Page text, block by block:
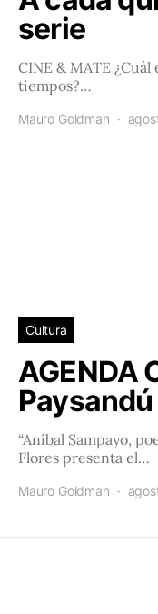
serie
CINE & MATE
tiempos?…
Mauro Goldman
Cultura
AGENDA
“Aníbal Sampayo,
Flores presenta el…
Mauro Goldman